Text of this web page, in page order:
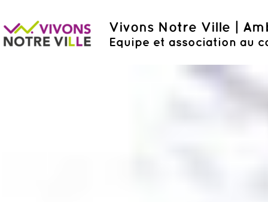
Vivons Notre Ville |
Equipe et association au